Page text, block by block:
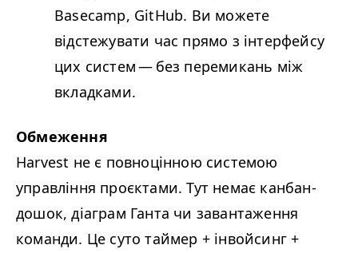
Basecamp, GitHub. Ви можете
відстежувати час прямо з інтерфейсу
цих систем — без перемикань між
вкладками.
Обмеження
Harvest не є повноцінною системою
управління проєктами. Тут немає канбан-
дошок, діаграм Ганта чи завантаження
команди. Це суто таймер + інвойсинг +